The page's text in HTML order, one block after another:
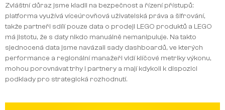
Zvláštní důraz jsme kladli na bezpečnost a řízení přístupů:
platforma využívá víceúrovňová uživatelská práva a šifrování,
takže partneři sdílí pouze data o prodeji LEGO produktů a LEGO
má jistotu, že s daty nikdo manuálně nemanipuluje. Na takto
sjednocená data jsme navázali sady dashboardů, ve kterých
performance a regionální manažeři vidí klíčové metriky výkonu,
mohou porovnávat trhy i partnery a mají kdykoli k dispozici
podklady pro strategická rozhodnutí.